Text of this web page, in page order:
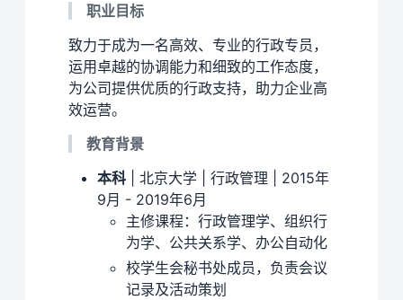
职业目标
致力于成为一名高效、专业的行政专员，
运用卓越的协调能力和细致的工作态度，
为公司提供优质的行政支持，助力企业高
效运营。
教育背景
本科 | 北京大学 | 行政管理 | 2015年
9月 - 2019年6月
主修课程：行政管理学、组织行
为学、公共关系学、办公自动化
校学生会秘书处成员，负责会议
记录及活动策划